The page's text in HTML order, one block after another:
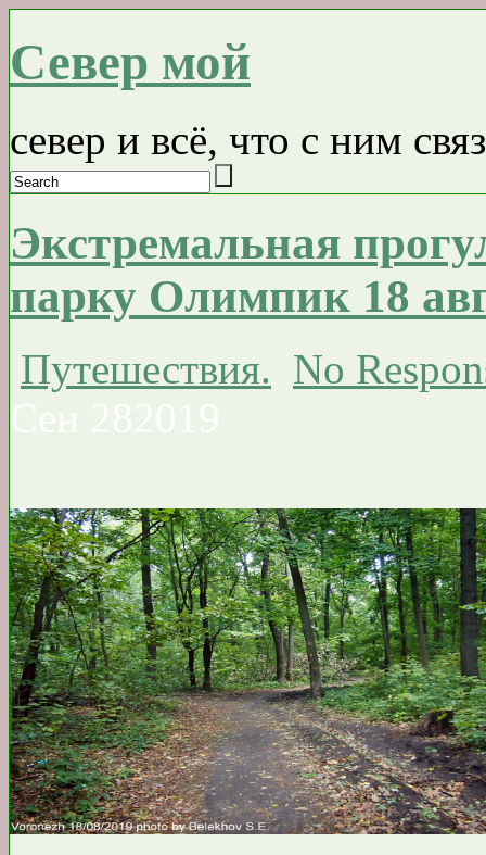
Север мой
север и всё, что с ним
Экстремальная
парку Олимпик 18
Путешествия. No
Сен 282019